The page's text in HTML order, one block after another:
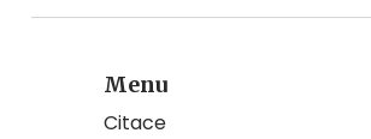
Menu
Citace